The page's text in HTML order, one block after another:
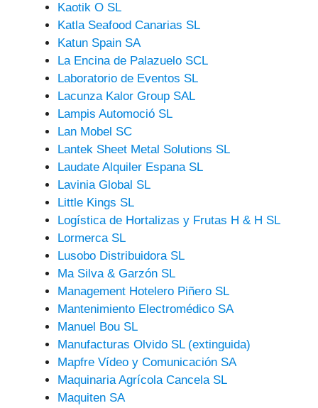
Kaotik O SL
Katla Seafood Canarias SL
Katun Spain SA
La Encina de Palazuelo SCL
Laboratorio de Eventos SL
Lacunza Kalor Group SAL
Lampis Automoció SL
Lan Mobel SC
Lantek Sheet Metal Solutions SL
Laudate Alquiler Espana SL
Lavinia Global SL
Little Kings SL
Logística de Hortalizas y Frutas H & H SL
Lormerca SL
Lusobo Distribuidora SL
Ma Silva & Garzón SL
Management Hotelero Piñero SL
Mantenimiento Electromédico SA
Manuel Bou SL
Manufacturas Olvido SL (extinguida)
Mapfre Vídeo y Comunicación SA
Maquinaria Agrícola Cancela SL
Maquiten SA